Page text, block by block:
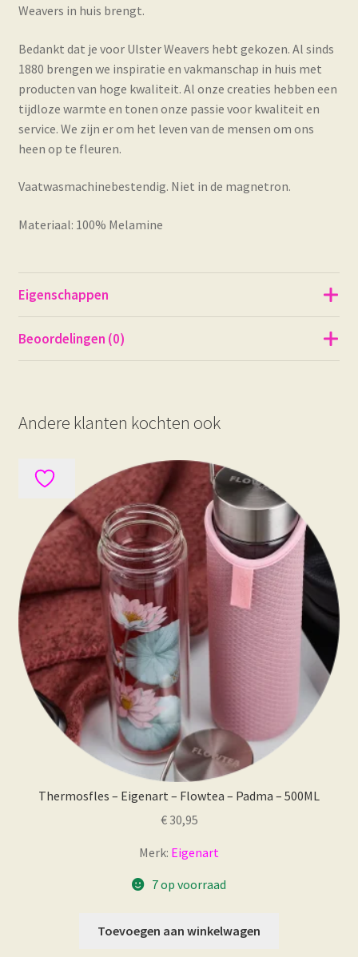
Weavers in huis brengt.
Bedankt dat je voor Ulster Weavers hebt gekozen. Al sinds
1880 brengen we inspiratie en vakmanschap in huis met
producten van hoge kwaliteit. Al onze creaties hebben een
tijdloze warmte en tonen onze passie voor kwaliteit en
service. We zijn er om het leven van de mensen om ons
heen op te fleuren.
Vaatwasmachinebestendig. Niet in de magnetron.
Materiaal: 100% Melamine
Eigenschappen
Beoordelingen (0)
Andere klanten kochten ook
Thermosfles – Eigenart – Flowtea – Padma – 500ML
€30,95
Merk: Eigenart
7 op voorraad
Toevoegen aan winkelwagen